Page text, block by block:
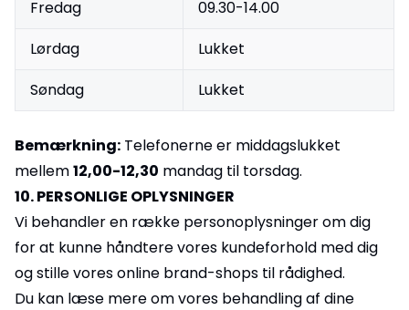
Fredag
09.30-14.00
Lørdag
Lukket
Søndag
Lukket
Bemærkning: Telefonerne er middagslukket
mellem12,00-12,30 mandag til torsdag.
10. PERSONLIGE OPLYSNINGER
Vi behandler en række personoplysninger om dig
for at kunne håndtere vores kundeforhold med dig
og stille vores online brand-shops til rådighed.
Du kan læse mere om vores behandling af dine